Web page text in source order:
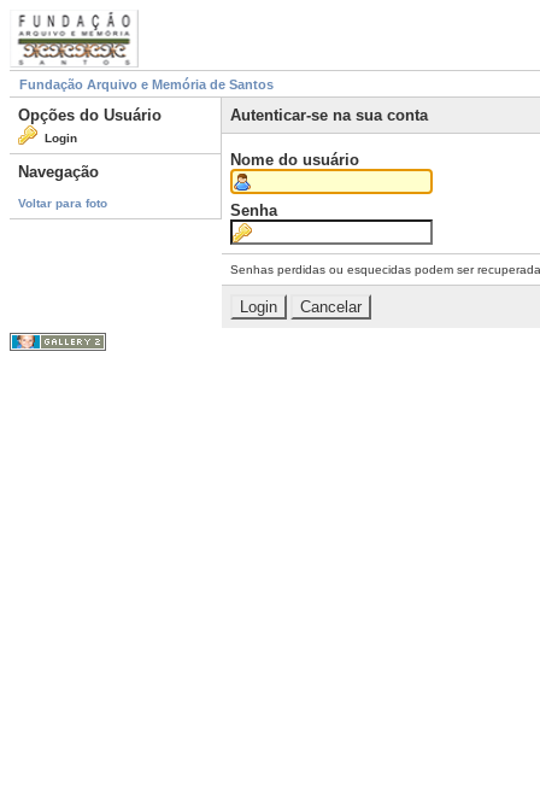
Fundação Arquivo e Memória de Santos
Opções do Usuário
Login
Navegação
Voltar para foto
Autenticar-se na sua conta
Nome do usuário
Senha
Senhas perdidas ou esquecidas podem ser